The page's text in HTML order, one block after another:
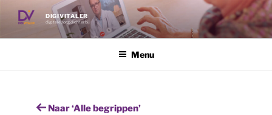
de
DIGIVITALER
digitale zorg dichterbij
Menu
Naar ‘Alle begrippen’